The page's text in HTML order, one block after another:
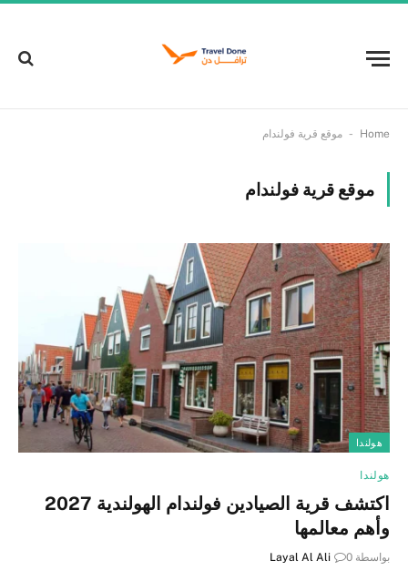
Home
- موقع قرية فولندام
موقع قرية فولندام
هولندا
هولندا
اكتشف قرية الصيادين فولندام الهولندية 2027
وأهم معالمها
بواسطة Layal Al Ali 0